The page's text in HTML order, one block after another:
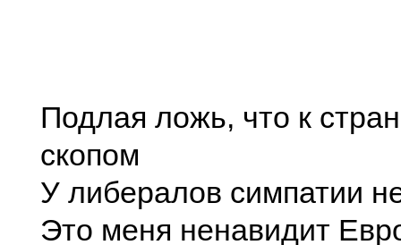
Подлая ложь, что к
скопом
У либералов симпатии
Это меня ненавидит